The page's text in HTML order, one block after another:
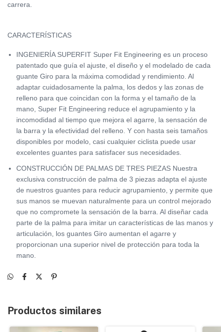
carrera.
CARACTERÍSTICAS
INGENIERÍA SUPERFIT Super Fit Engineering es un proceso
patentado que guía el ajuste, el diseño y el modelado de cada
guante Giro para la máxima comodidad y rendimiento. Al
adaptar cuidadosamente la palma, los dedos y las zonas de
relleno para que coincidan con la forma y el tamaño de la
mano, Super Fit Engineering reduce el agrupamiento y la
incomodidad al tiempo que mejora el agarre, la sensación de
la barra y la efectividad del relleno. Y con hasta seis tamaños
disponibles por modelo, casi cualquier ciclista puede usar
excelentes guantes para satisfacer sus necesidades.
CONSTRUCCIÓN DE PALMAS DE TRES PIEZAS Nuestra
exclusiva construcción de palma de 3 piezas adapta el ajuste
de nuestros guantes para reducir agrupamiento, y permite que
sus manos se muevan naturalmente para un control mejorado
que no compromete la sensación de la barra. Al diseñar cada
parte de la palma para imitar un características de las manos y
articulación, los guantes Giro aumentan el agarre y
proporcionan una superior nivel de protección para toda la
mano.
Productos similares